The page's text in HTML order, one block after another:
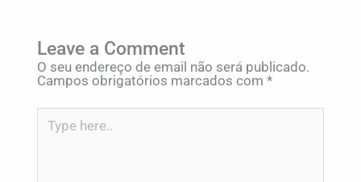
Leave a Comment
O seu endereço de email não será publicado.
Campos obrigatórios marcados com *
Type
here..